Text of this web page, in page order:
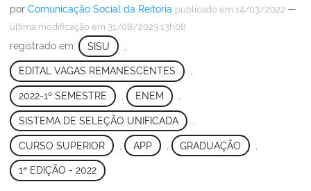
por Comunicação Social da Reitoria publicado em 14/03/2022 —
última modificação em 31/08/2023 13h08
registrado em: SISU
EDITAL VAGAS REMANESCENTES ,
2022-1º SEMESTRE ENEM
SISTEMA DE SELEÇÃO UNIFICADA
CURSO SUPERIOR APP GRADUAÇÃO
1ª EDIÇÃO - 2022